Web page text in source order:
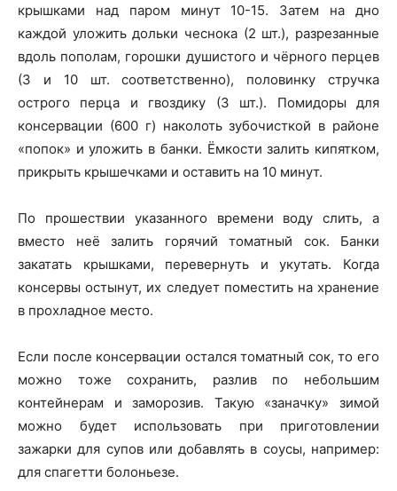
крышками над паром минут 10-15. Затем на дно
каждой уложить дольки чеснока (2 шт.), разрезанные
вдоль пополам, горошки душистого и чёрного перцев
(3 и 10 шт. соответственно), половинку стручка
острого перца и гвоздику (3 шт.). Помидоры для
консервации (600 г) наколоть зубочисткой в районе
«попок» и уложить в банки. Ёмкости залить кипятком,
прикрыть крышечками и оставить на 10 минут.
По прошествии указанного времени воду слить, а
вместо неё залить горячий томатный сок. Банки
закатать крышками, перевернуть и укутать. Когда
консервы остынут, их следует поместить на хранение
в прохладное место.
Если после консервации остался томатный сок, то его
можно тоже сохранить, разлив по небольшим
контейнерам и заморозив. Такую «заначку» зимой
можно будет использовать при приготовлении
зажарки для супов или добавлять в соусы, например:
для спагетти болоньезе.